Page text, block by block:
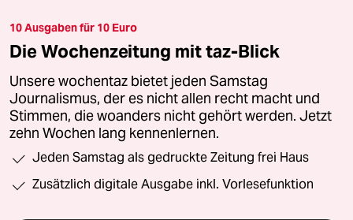
10 Ausgaben für 10 Euro
Die Wochenzeitung mit taz-Blick
Unsere wochentaz bietet jeden Samstag
Journalismus, der es nicht allen recht macht und
Stimmen, die woanders nicht gehört werden. Jetzt
zehn Wochen lang kennenlernen.
Jeden Samstag als gedruckte Zeitung frei Haus
Zusätzlich digitale Ausgabe inkl. Vorlesefunktion